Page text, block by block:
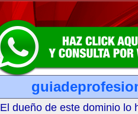
El dueño de este dominio lo